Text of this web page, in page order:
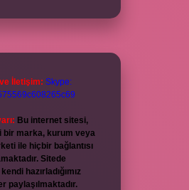
İletişim: Skype:
Bu internet sitesi,
bir marka, kurum veya
ile hiçbir bağlantısı
Sitede
hazırladığımız
paylaşılmaktadır.